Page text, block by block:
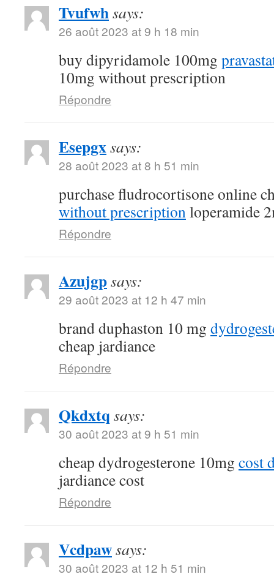
Tvufwhsays:
26 août 2023 at 9 h 18 min
buy dipyridamole 100mg
10mg without prescription
Répondre
Esepgxsays:
28 août 2023 at 8 h 51 min
purchase fludrocortisone online
without prescriptionloperamide
Répondre
Azujgpsays:
29 août 2023 at 12 h 47 min
brand duphaston 10 mg
cheap jardiance
Répondre
Qkdxtq says:
30 août 2023 at 9 h 51 min
cheap dydrogesterone 10mg cost
jardiance cost
Répondre
Vcdpawsays:
30 août 2023 at 12 h 51 min